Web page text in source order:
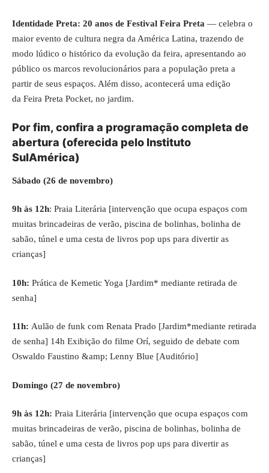
Identidade Preta: 20 anos de Festival Feira Preta — celebra o
maior evento de cultura negra da América Latina, trazendo de
modo lúdico o histórico da evolução da feira, apresentando ao
público os marcos revolucionários para a população preta a
partir de seus espaços. Além disso, acontecerá uma edição
da Feira Preta Pocket, no jardim.
Por fim, confira a programação completa de
abertura (oferecida pelo Instituto
SulAmérica)
Sábado (26 de novembro)
9h às 12h: Praia Literária [intervenção que ocupa espaços com
muitas brincadeiras de verão, piscina de bolinhas, bolinha de
sabão, túnel e uma cesta de livros pop ups para divertir as
crianças]
10h: Prática de Kemetic Yoga [Jardim* mediante retirada de
senha]
11h: Aulão de funk com Renata Prado [Jardim*mediante retirada
de senha] 14h Exibição do filme Orí, seguido de debate com
Oswaldo Faustino &amp; Lenny Blue [Auditório]
Domingo (27 de novembro)
9h às 12h: Praia Literária [intervenção que ocupa espaços com
muitas brincadeiras de verão, piscina de bolinhas, bolinha de
sabão, túnel e uma cesta de livros pop ups para divertir as
crianças]